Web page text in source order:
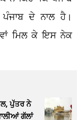
ਦੇ ਨਾਲ ਹੈ।
ਮਿਲ ਕੇ ਇਸ ਨੇਕ
ਪੁੱਤਰ ਨੇ
ਗੱਲਾਂ